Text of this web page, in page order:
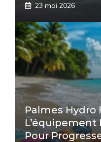
23 mai 2026
Palmes Hydro
Pour